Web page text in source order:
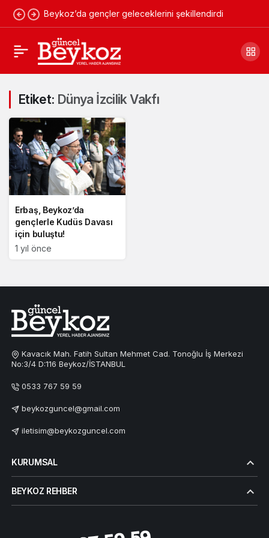
Beykoz’da gençler geleceklerini şekillendirdi
Etiket: Dünya İzcilik Vakfı
Erbaş, Beykoz’da
gençlerle Kudüs Davası
için buluştu!
1 yıl önce
Kavacık Mah. Fatih Sultan Mehmet Cad. Tonoğlu İş Merkezi
No:3/4 D:116 Beykoz/İSTANBUL
0533 767 59 59
beykozguncel@gmail.com
iletisim@beykozguncel.com
KURUMSAL
BEYKOZ REHBER